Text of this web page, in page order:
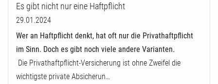
Es gibt nicht nur eine Haftpflicht
29.01.2024
Wer an Haftpflicht denkt, hat oft nur die Privathaftpflicht
im Sinn. Doch es gibt noch viele andere Varianten.
Die Privathaftpflicht-Versicherung ist ohne Zweifel die
wichtigste private Absicherun…